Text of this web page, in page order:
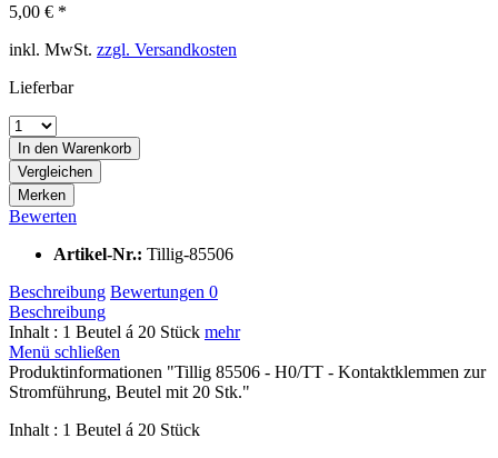
5,00 € *
inkl. MwSt. zzgl. Versandkosten
Lieferbar
In den Warenkorb
Vergleichen
Merken
Bewerten
Artikel-Nr.: Tillig-85506
Beschreibung Bewertungen 0
Beschreibung
Inhalt : 1 Beutel á 20 Stück mehr
Menü schließen
Produktinformationen "Tillig 85506 - H0/TT - Kontaktklemmen zur
Stromführung, Beutel mit 20 Stk."
Inhalt : 1 Beutel á 20 Stück